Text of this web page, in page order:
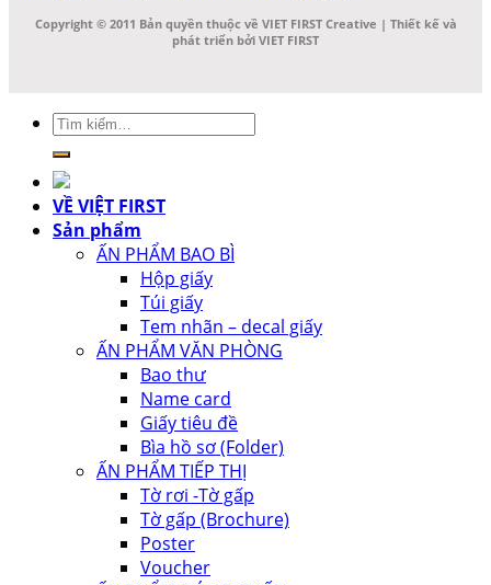
Copyright © 2011 Bản quyền thuộc về VIET FIRST Creative | Thiết kế và
phát triển bởi VIET FIRST
Tìm
kiếm:
VỀ VIỆT FIRST
Sản phẩm
ẤN PHẨM BAO BÌ
Hộp giấy
Túi giấy
Tem nhãn – decal giấy
ẤN PHẨM VĂN PHÒNG
Bao thư
Name card
Giấy tiêu đề
Bìa hồ sơ (Folder)
ẤN PHẨM TIẾP THỊ
Tờ rơi -Tờ gấp
Tờ gấp (Brochure)
Poster
Voucher